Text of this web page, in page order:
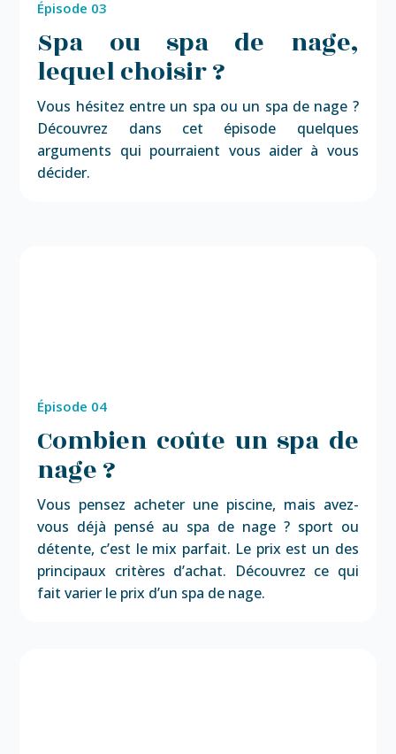
Épisode 03
Spa ou spa de nage,
lequel choisir ?
Vous hésitez entre un spa ou un spa de nage ?
Découvrez dans cet épisode quelques
arguments qui pourraient vous aider à vous
décider.
Épisode 04
Combien coûte un spa de
nage ?
Vous pensez acheter une piscine, mais avez-
vous déjà pensé au spa de nage ? sport ou
détente, c’est le mix parfait. Le prix est un des
principaux critères d’achat. Découvrez ce qui
fait varier le prix d’un spa de nage.